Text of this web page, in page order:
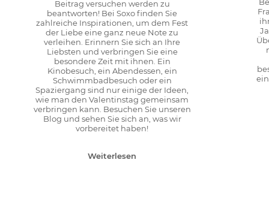
Beitrag versuchen werden zu
beantworten! Bei Soxo finden Sie
zahlreiche Inspirationen, um dem Fest
der Liebe eine ganz neue Note zu
verleihen. Erinnern Sie sich an Ihre
Liebsten und verbringen Sie eine
besondere Zeit mit ihnen. Ein
Kinobesuch, ein Abendessen, ein
Schwimmbadbesuch oder ein
Spaziergang sind nur einige der Ideen,
wie man den Valentinstag gemeinsam
verbringen kann. Besuchen Sie unseren
Blog und sehen Sie sich an, was wir
vorbereitet haben!
Weiterlesen